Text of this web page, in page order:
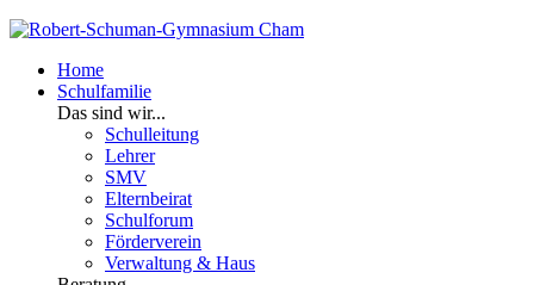
Home
Schulfamilie
Das sind wir...
Schulleitung
Lehrer
SMV
Elternbeirat
Schulforum
Förderverein
Verwaltung & Haus